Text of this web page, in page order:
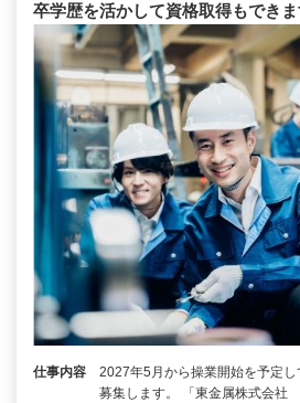
卒学歴を活かして資格取得もできま
仕事内容
2027年5月から操業開始を予定
募集します。 「東金属株式会社